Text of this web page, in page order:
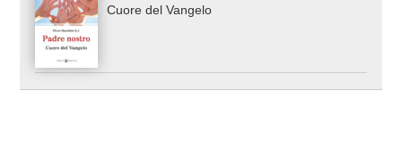
Cuore del Vangelo